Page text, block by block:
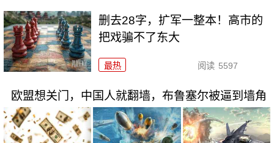
删去28字，扩军一整本！高市的
把戏骗不了东大
最热 阅读 5597
欧盟想关门，中国人就翻墙，布鲁塞尔被逼到墙角